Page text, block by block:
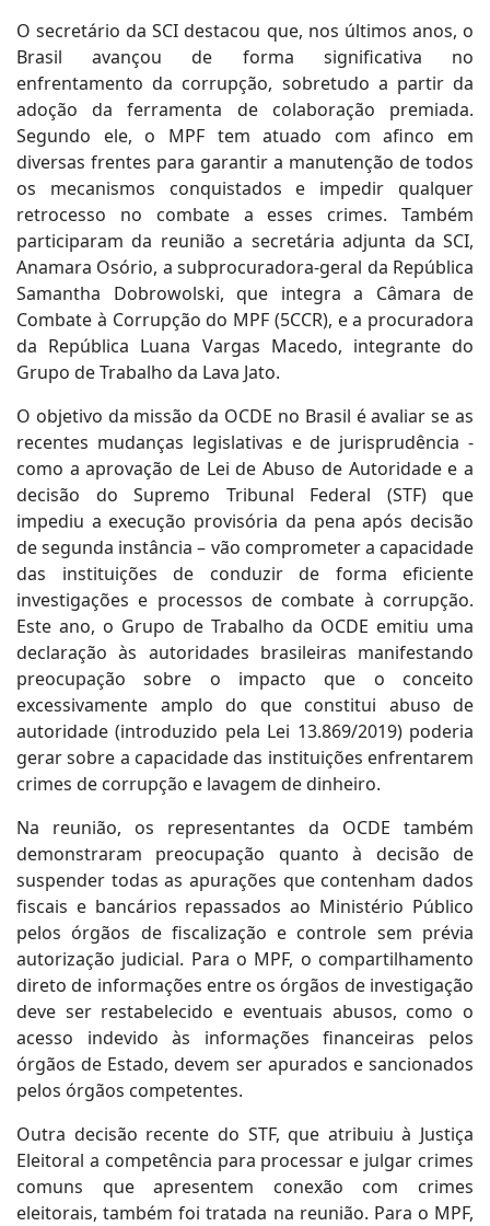
O secretário da SCI destacou que, nos últimos anos, o
Brasil avançou de forma significativa no
enfrentamento da corrupção, sobretudo a partir da
adoção da ferramenta de colaboração premiada.
Segundo ele, o MPF tem atuado com afinco em
diversas frentes para garantir a manutenção de todos
os mecanismos conquistados e impedir qualquer
retrocesso no combate a esses crimes. Também
participaram da reunião a secretária adjunta da SCI,
Anamara Osório, a subprocuradora-geral da República
Samantha Dobrowolski, que integra a Câmara de
Combate à Corrupção do MPF (5CCR), e a procuradora
da República Luana Vargas Macedo, integrante do
Grupo de Trabalho da Lava Jato.
O objetivo da missão da OCDE no Brasil é avaliar se as
recentes mudanças legislativas e de jurisprudência -
como a aprovação de Lei de Abuso de Autoridade e a
decisão do Supremo Tribunal Federal (STF) que
impediu a execução provisória da pena após decisão
de segunda instância – vão comprometer a capacidade
das instituições de conduzir de forma eficiente
investigações e processos de combate à corrupção.
Este ano, o Grupo de Trabalho da OCDE emitiu uma
declaração às autoridades brasileiras manifestando
preocupação sobre o impacto que o conceito
excessivamente amplo do que constitui abuso de
autoridade (introduzido pela Lei 13.869/2019) poderia
gerar sobre a capacidade das instituições enfrentarem
crimes de corrupção e lavagem de dinheiro.
Na reunião, os representantes da OCDE também
demonstraram preocupação quanto à decisão de
suspender todas as apurações que contenham dados
fiscais e bancários repassados ao Ministério Público
pelos órgãos de fiscalização e controle sem prévia
autorização judicial. Para o MPF, o compartilhamento
direto de informações entre os órgãos de investigação
deve ser restabelecido e eventuais abusos, como o
acesso indevido às informações financeiras pelos
órgãos de Estado, devem ser apurados e sancionados
pelos órgãos competentes.
Outra decisão recente do STF, que atribuiu à Justiça
Eleitoral a competência para processar e julgar crimes
comuns que apresentem conexão com crimes
eleitorais, também foi tratada na reunião. Para o MPF,